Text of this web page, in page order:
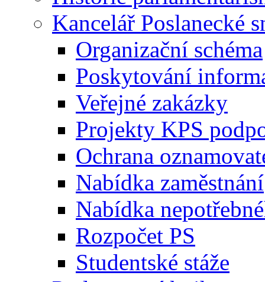
Kancelář Poslanecké
Organizační schéma
Poskytování
Veřejné zakázky
Projekty KPS
Ochrana
Nabídka zaměstnání
Nabídka
Rozpočet PS
Studentské stáže